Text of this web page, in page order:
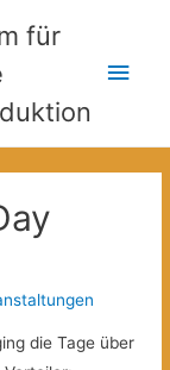
für
die Tage über